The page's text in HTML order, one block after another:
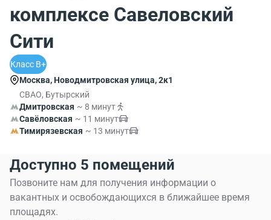
комплексе Савеловский
Сити
Класс B+
Москва, Новодмитровская улица, 2к1
СВАО, Бутырский
Дмитровская ~ 8 минут
Савёловская ~ 11 минут
Тимирязевская ~ 13 минут
Доступно 5 помещений
Позвоните нам для получения информации о
вакантных и освобождающихся в ближайшее время
площадях.